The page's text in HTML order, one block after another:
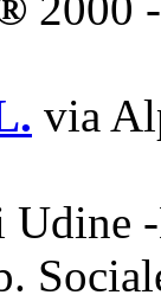
via
Udine